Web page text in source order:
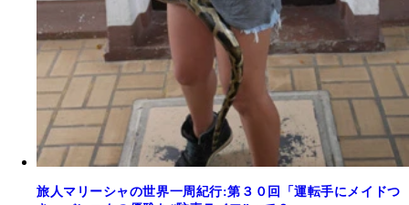
旅人マリーシャの世界一周紀行:第３０回「運転手にメイドつ